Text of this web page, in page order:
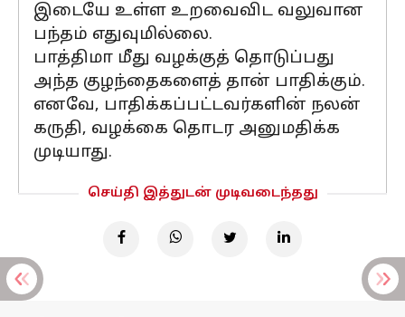
இடையே உள்ள உறவைவிட வலுவான
பந்தம் எதுவுமில்லை.
பாத்திமா மீது வழக்குத் தொடுப்பது
அந்த குழந்தைகளைத் தான் பாதிக்கும்.
எனவே, பாதிக்கப்பட்டவர்களின் நலன்
கருதி, வழக்கை தொடர அனுமதிக்க
முடியாது.
செய்தி இத்துடன் முடிவடைந்தது